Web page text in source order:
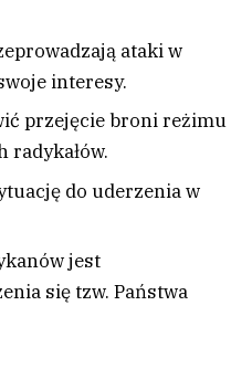
ataki w
interesy.
przejęcie broni reżimu
radykałów.
do uderzenia w
jest
się tzw. Państwa